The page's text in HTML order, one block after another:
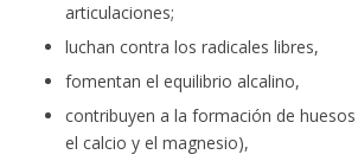
articulaciones;
luchan contra los radicales libres,
fomentan el equilibrio alcalino,
contribuyen a la formación de
el calcio y el magnesio),